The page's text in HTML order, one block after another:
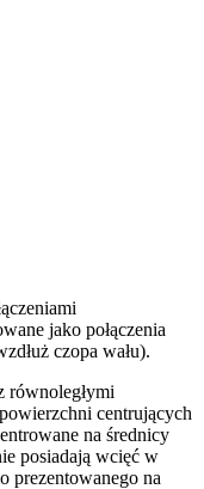
jako połączenia
czopa wału).
równoległymi
centrujących
na średnicy
posiadają wcięć w
prezentowanego na